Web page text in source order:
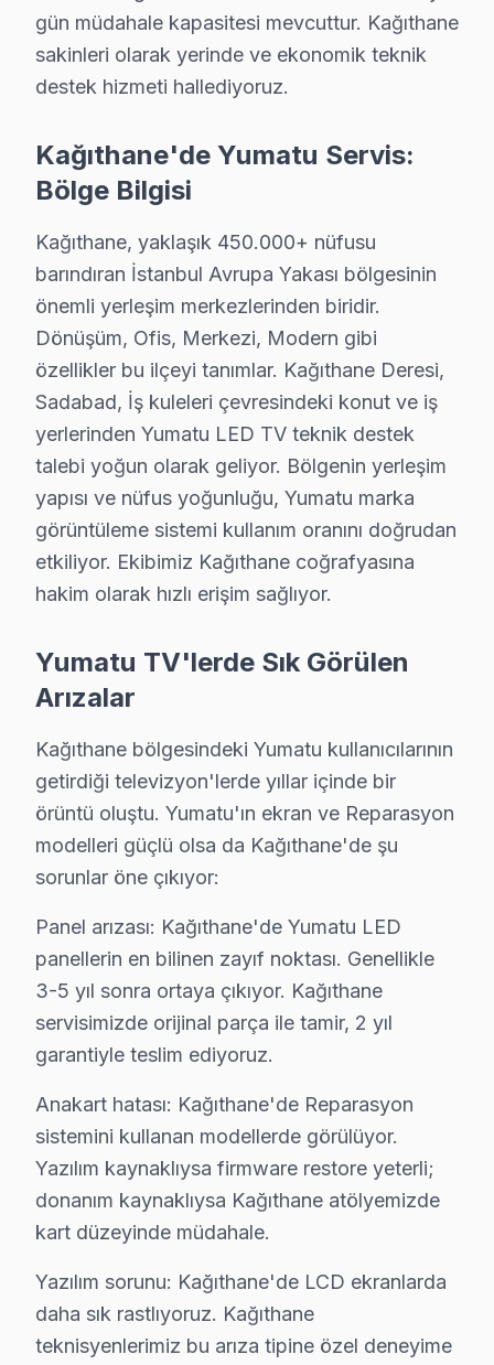
Yumatu Tamir Maliyeti: Gerçek Rakamlar
Kağıthane bölgesinde, 2025 yılında Yumatu
1.Panel Sorunu
Neden:Yumatu'nun bazı modellerindeki panel
Maliyet:Tamir için 1,500₺ - 3,000₺ arası bir
2.Yazılım Hatası
Cihazın açılmaması veya
Neden:
Maliyet:Yazılım güncelleme ücreti 300₺ - 600₺.
Etkilenen Modeller:Yumatu Smart 43 inç ve
Güç Kartı Arızası
Fiziksel Belirti:
Ekranın hiç açılmaması veya
Neden:
Güç kartındaki tasarım zayıflığı ve aşırı
Maliyet:
Güç kartı değişimi için 800₺ - 1,500₺
Yumatu 55 inç ve Yumatu
4.Backlight Problemi
Neden:Backlight sisteminin kalitesiz parçalarla
Maliyet:
Etkilenen Modeller:
5.Anakart Sorunu
Fiziksel Belirti:Cihazın açılmaması veya sesin
Neden:Chip setindeki baz sorunlar ve aşırı
Maliyet:Anakart tamiri veya değişimi 1,200₺ -
Etkilenen Modeller:
Yukarıda belirtilen arızalar ve maliyetleri, Kağıthane
Kağıthane Mahallelerinde Yumatu Servis
Çağlayan'da Yumatu TV Servisi
Çağlayan mahallesinde, 1980'ler ve 1990'lar arasında
Çeliktepe'de Yumatu TV Servisi
Çeliktepe mahallesi, özellikle 2000'lerin başında inşa
Emniyet Evleri'nde Yumatu TV Servisi
Emniyet Evleri mahallesi, eski bina yapıları ile
Gültepe'de Yumatu TV Servisi
Gültepe, yüksek katlı binaların yaygın olduğu bir
gün müdahale kapasitesi mevcuttur. Kağıthane
sakinleri olarak yerinde ve ekonomik teknik
destek hizmeti hallediyoruz.
Kağıthane'de Yumatu Servis:
Bölge Bilgisi
Kağıthane, yaklaşık 450.000+ nüfusu
barındıran İstanbul Avrupa Yakası bölgesinin
önemli yerleşim merkezlerinden biridir.
Dönüşüm, Ofis, Merkezi, Modern gibi
özellikler bu ilçeyi tanımlar. Kağıthane Deresi,
Sadabad, İş kuleleri çevresindeki konut ve iş
yerlerinden Yumatu LED TV teknik destek
talebi yoğun olarak geliyor. Bölgenin yerleşim
yapısı ve nüfus yoğunluğu, Yumatu marka
görüntüleme sistemi kullanım oranını doğrudan
etkiliyor. Ekibimiz Kağıthane coğrafyasına
hakim olarak hızlı erişim sağlıyor.
Yumatu TV'lerde Sık Görülen
Arızalar
Kağıthane bölgesindeki Yumatu kullanıcılarının
getirdiği televizyon'lerde yıllar içinde bir
örüntü oluştu. Yumatu'ın ekran ve Reparasyon
modelleri güçlü olsa da Kağıthane'de şu
sorunlar öne çıkıyor:
Panel arızası: Kağıthane'de Yumatu LED
panellerin en bilinen zayıf noktası. Genellikle
3-5 yıl sonra ortaya çıkıyor. Kağıthane
servisimizde orijinal parça ile tamir, 2 yıl
garantiyle teslim ediyoruz.
Anakart hatası: Kağıthane'de Reparasyon
sistemini kullanan modellerde görülüyor.
Yazılım kaynaklıysa firmware restore yeterli;
donanım kaynaklıysa Kağıthane atölyemizde
kart düzeyinde müdahale.
Yazılım sorunu: Kağıthane'de LCD ekranlarda
daha sık rastlıyoruz. Kağıthane
teknisyenlerimiz bu arıza tipine özel deneyime